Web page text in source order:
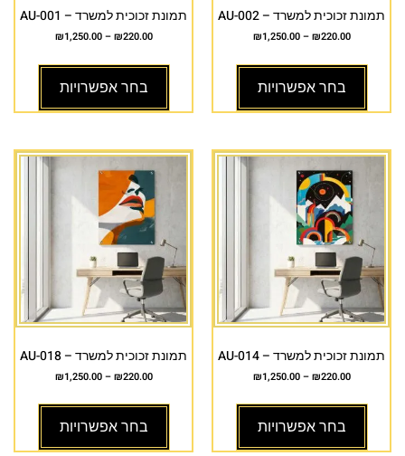
תמונת זכוכית למשרד – AU-002
₪220.00
–
₪1,250.00
בחר אפשרויות
תמונת זכוכית למשרד – AU-001
₪220.00
–
₪1,250.00
בחר אפשרויות
תמונת זכוכית למשרד – AU-014
₪220.00
–
₪1,250.00
בחר אפשרויות
תמונת זכוכית למשרד – AU-018
₪220.00
–
₪1,250.00
בחר אפשרויות